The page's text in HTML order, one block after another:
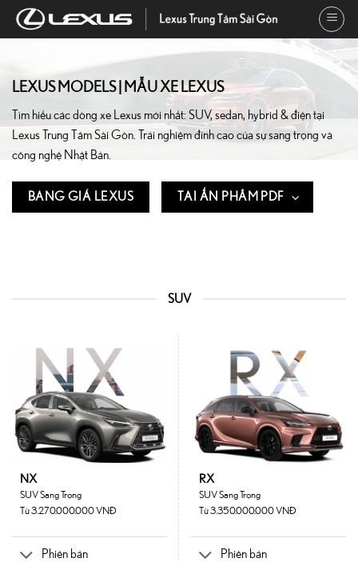
LEXUS MODELS | MẪU XE LEXUS
Tìm hiểu các dòng xe Lexus mới nhất: SUV, sedan, hybrid & điện tại
Lexus Trung Tâm Sài Gòn. Trải nghiệm đỉnh cao của sự sang trọng và
công nghệ Nhật Bản.
BẢNG GIÁ LEXUS TẢI ẤN PHẨM PDF
SUV
NX
SUV Sang Trọng
Từ 3.270.000.000 VNĐ
Phiên bản
RX
SUV Sang Trọng
Từ 3.350.000.000 VNĐ
Phiên bản